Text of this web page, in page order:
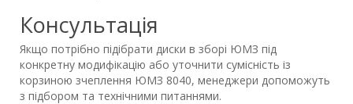
Консультація
Якщо потрібно підібрати диски в зборі ЮМЗ під
конкретну модифікацію або уточнити сумісність із
корзиною зчеплення ЮМЗ 8040, менеджери допоможуть
з підбором та технічними питаннями.